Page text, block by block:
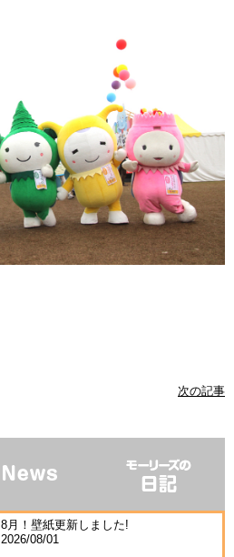
次の記事
8月！壁紙更新しました!
2026/08/01